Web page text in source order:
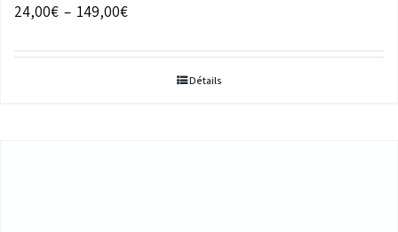
24,00€ – 149,00€Plage
prix :
Détails